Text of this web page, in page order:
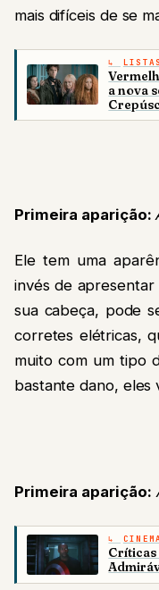
mais difíceis de se
LISTAS
a nova
Primeira aparição:
Ele tem uma
invés de
sua cabeça, pode
corretes elétricas,
muito com um tipo
bastante dano, eles
Primeira aparição:
CINEMA
Críticas